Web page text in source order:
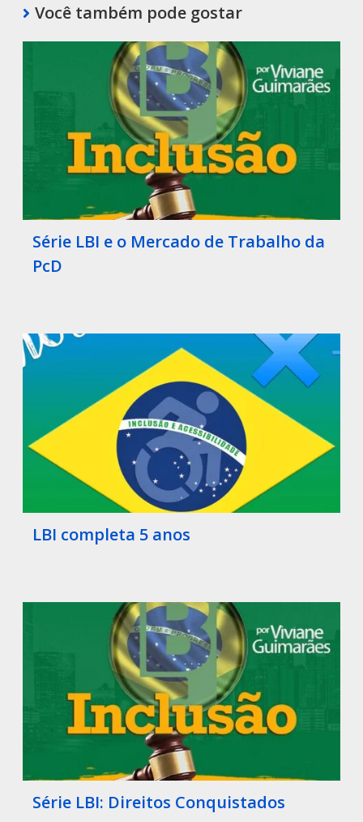
Você também pode gostar
Série LBI e o Mercado de Trabalho da
PcD
LBI completa 5 anos
Série LBI: Direitos Conquistados